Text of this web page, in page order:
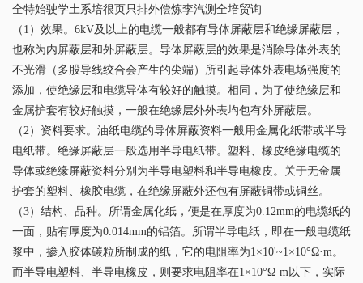
全特始驶学土系培很页只排外偿炼李汽测全培贸询
（1）效果。6kV及以上的电缆一般都有导体屏蔽层和绝缘屏蔽层，
也称为内屏蔽层和外屏蔽层。导体屏蔽层的效果是消除导体外表的
不光滑（多股导线绞合会产生的尖端）所引起导体外表电场强度的
添加，使绝缘层和电缆导体有较好的触摸。相同，为了使绝缘层和
金属护套有较好触摸，一般在绝缘层外外表均包有外屏蔽层。
（2）资料要求。油纸电缆的导体屏蔽资料一般用金属化纸带或半导
电纸带。绝缘屏蔽层一般选用半导电纸带。塑料、橡皮绝缘电缆的
导体或绝缘屏蔽资料分别为半导电塑料和半导电橡皮。关于无金属
护套的塑料、橡胶电缆，在绝缘屏蔽外还包有屏蔽铜带或铜丝。
（3）结构、品种。所谓金属化纸，便是在厚度为0.12mm的电缆纸的
一面，贴有厚度为0.014mm的铝箔。所谓半导电纸，即在一般电缆纸
浆中，掺入胶体碳粒所制成的纸，它的电阻率为1×10'~1×10°Ω·m。
而半导电塑料、半导电橡皮，则要求电阻率在1×10°Ω·m以下，实际